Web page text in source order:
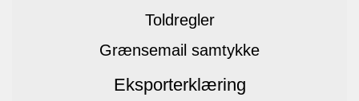
Toldregler
Grænsemail samtykke
Eksporterklæring